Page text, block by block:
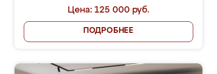
Цена: 125 000 руб.
ПОДРОБНЕЕ